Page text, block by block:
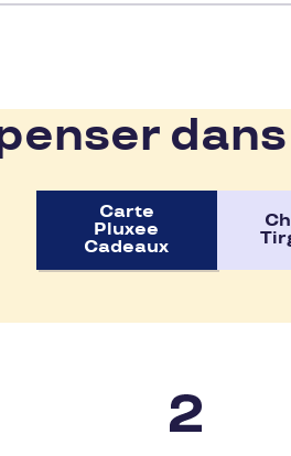
Carte
Pluxee
Cadeaux